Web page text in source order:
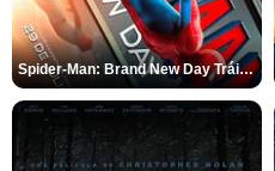
Spider-Man: Brand New Day Tráiler (3)